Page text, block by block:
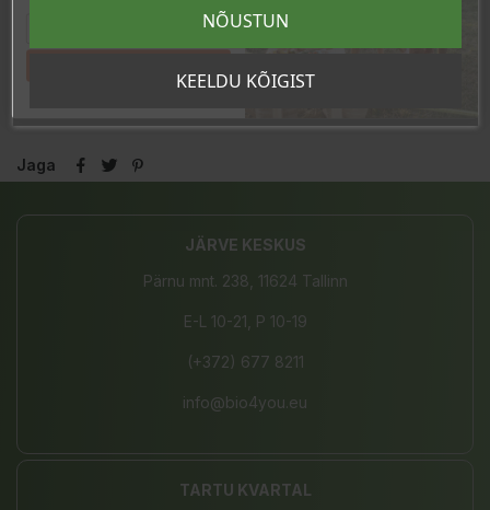
Laos
Jaga
JÄRVE KESKUS
Pärnu mnt. 238, 11624 Tallinn
E-L 10-21, P 10-19
(+372) 677 8211
info@bio4you.eu
TARTU KVARTAL
KEELDU KÕIGIST
NÕUSTUN